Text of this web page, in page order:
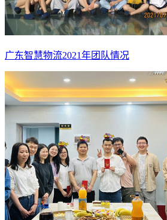
广东智慧物流2021年团队情况